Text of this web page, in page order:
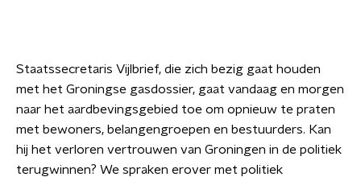
Staatssecretaris Vijlbrief, die zich bezig gaat houden
met het Groningse gasdossier, gaat vandaag en morgen
naar het aardbevingsgebied toe om opnieuw te praten
met bewoners, belangengroepen en bestuurders. Kan
hij het verloren vertrouwen van Groningen in de politiek
terugwinnen? We spraken erover met politiek